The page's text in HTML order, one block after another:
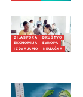
DIJASPORA
DRUŠTVO
EKONOMIJA
EVROPA
IZDVAJAMO
NEMAČKA